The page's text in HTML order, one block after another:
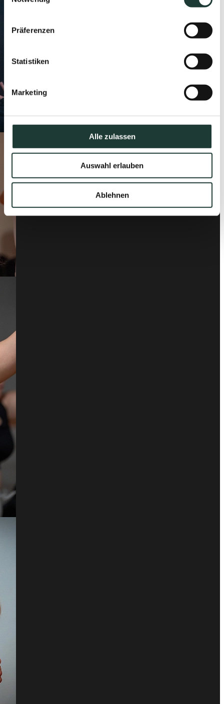
Präferenzen
Statistiken
Marketing
Alle zulassen
Auswahl erlauben
Ablehnen